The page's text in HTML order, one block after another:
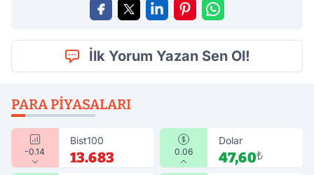
İlk Yorum Yazan Sen Ol!
PARA PIYASALARI
-0.14
Bist100
13.683 0.06
Dolar
47,60₺